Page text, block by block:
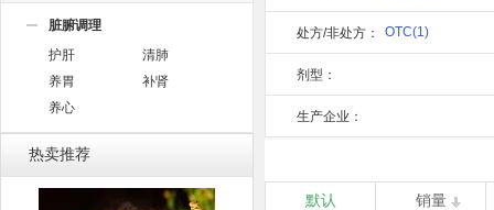
脏腑调理
护肝
清肺
养胃
补肾
养心
热卖推荐
处方/非处方： OTC(1)
剂型：
生产企业：
默认 销量